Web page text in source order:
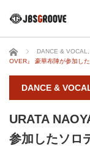
ホーム DANCE & VOCAL
OVER』 豪華布陣が参加し
DANCE &
URATA
参加したソロ